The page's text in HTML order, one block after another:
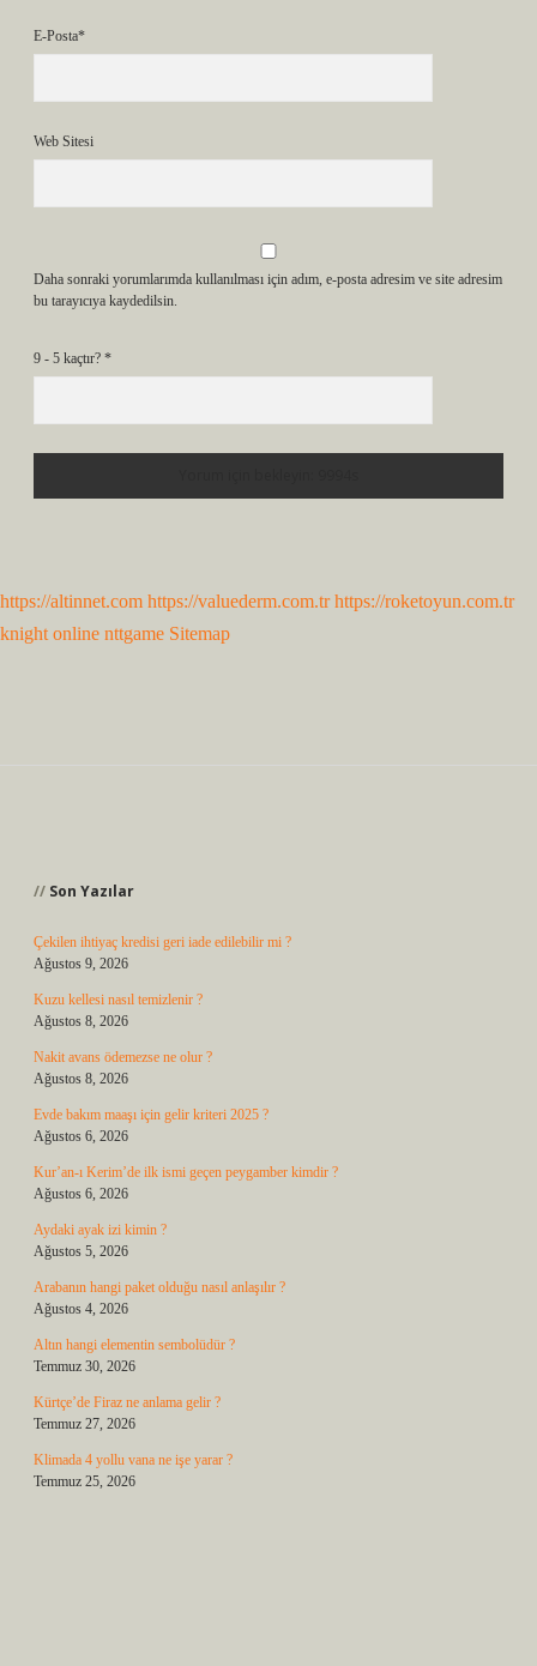
E-Posta*
Web Sitesi
Daha sonraki yorumlarımda kullanılması için adım, e-posta adresim ve site adresim
bu tarayıcıya kaydedilsin.
9 - 5 kaçtır? *
https://altinnet.com https://valuederm.com.tr https://roketoyun.com.tr
knight online nttgame Sitemap
Son Yazılar
Çekilen ihtiyaç kredisi geri iade edilebilir mi ?
Ağustos 9, 2026
Kuzu kellesi nasıl temizlenir ?
Ağustos 8, 2026
Nakit avans ödemezse ne olur ?
Ağustos 8, 2026
Evde bakım maaşı için gelir kriteri 2025 ?
Ağustos 6, 2026
Kur’an-ı Kerim’de ilk ismi geçen peygamber kimdir ?
Ağustos 6, 2026
Aydaki ayak izi kimin ?
Ağustos 5, 2026
Arabanın hangi paket olduğu nasıl anlaşılır ?
Ağustos 4, 2026
Altın hangi elementin sembolüdür ?
Temmuz 30, 2026
Kürtçe’de Firaz ne anlama gelir ?
Temmuz 27, 2026
Klimada 4 yollu vana ne işe yarar ?
Temmuz 25, 2026